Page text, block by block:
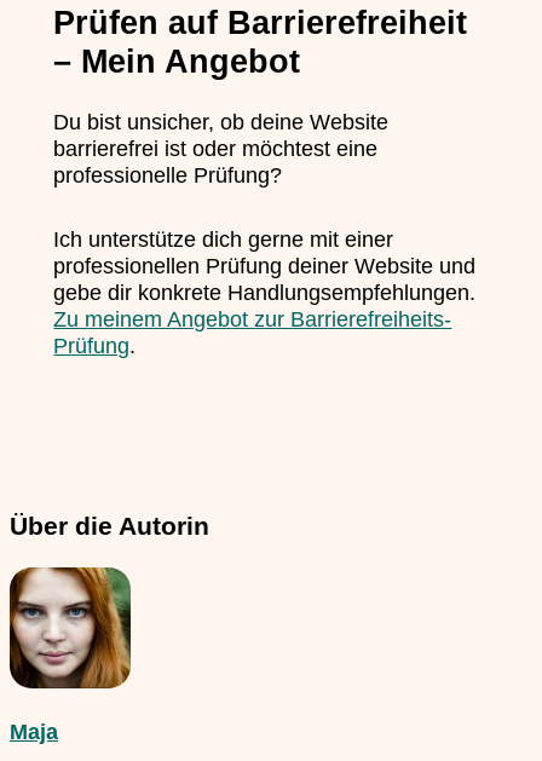
Prüfen auf Barrierefreiheit
– Mein Angebot
Du bist unsicher, ob deine Website
barrierefrei ist oder möchtest eine
professionelle Prüfung?
Ich unterstütze dich gerne mit einer
professionellen Prüfung deiner Website und
gebe dir konkrete Handlungsempfehlungen.
Zu meinem Angebot zur Barrierefreiheits-
Prüfung.
Über die Autorin
Maja